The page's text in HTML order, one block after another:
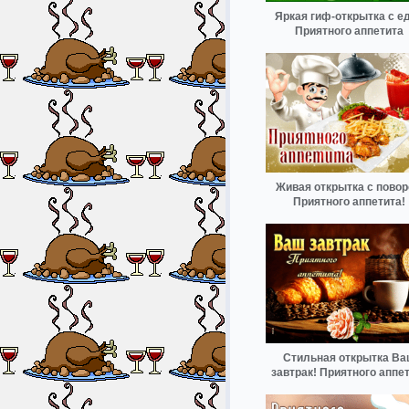
Яркая гиф-открытка с
Приятного аппетита
Живая открытка с
Приятного аппетита!
Стильная открытка
завтрак! Приятного